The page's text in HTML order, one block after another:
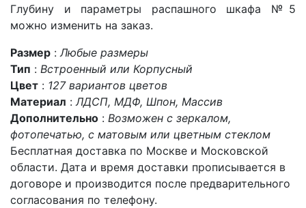
Глубину и параметры распашного шкафа №5
можно изменить на заказ.
Размер :Любые размеры
Тип : Встроенный или Корпусный
Цвет : 127 вариантов цветов
Материал :ЛДСП, МДФ, Шпон, Массив
Дополнительно : Возможен с зеркалом,
фотопечатью, с матовым или цветным стеклом
Бесплатная доставка по Москве и Московской
области. Дата и время доставки прописывается в
договоре и производится после предварительного
согласования по телефону.